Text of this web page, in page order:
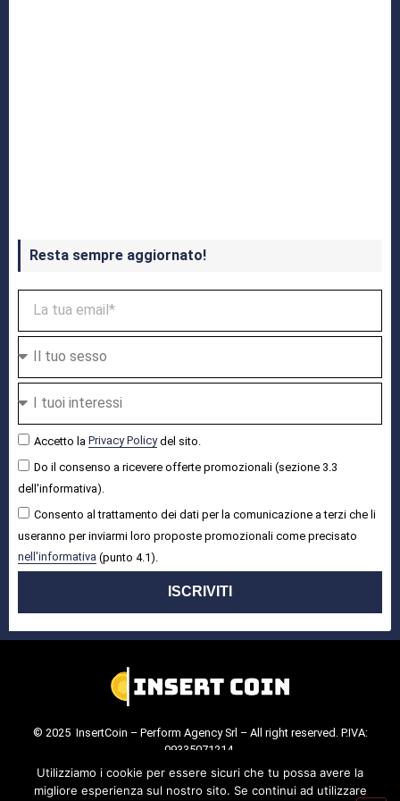
Resta sempre aggiornato!
Accetto la Privacy Policydel sito.
Do il consenso a ricevere offerte promozionali (sezione 3.3
dell'informativa).
Consento al trattamento dei dati per la comunicazione a terzi che li
useranno per inviarmi loro proposte promozionali come precisato
nell'informativa (punto 4.1).
ISCRIVITI
© 2025 InsertCoin – Perform Agency Srl – All right reserved. P.IVA:
09335071214.
Cookie Policy
Privacy Policy.
Utilizziamo i cookie per essere sicuri che tu possa avere la
migliore esperienza sul nostro sito. Se continui ad utilizzare